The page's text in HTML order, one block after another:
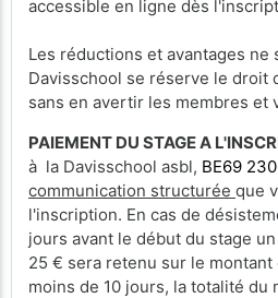
accessible en ligne dès
Les réductions et avantages
Davisschool se réserve le droit
sans en avertir les membres et
PAIEMENT DU STAGE A
à la Davisschool asbl, BE69
communication structurée que
l'inscription. En cas de
jours avant le début du stage
25 € sera retenu sur le
moins de 10 jours, la totalité du